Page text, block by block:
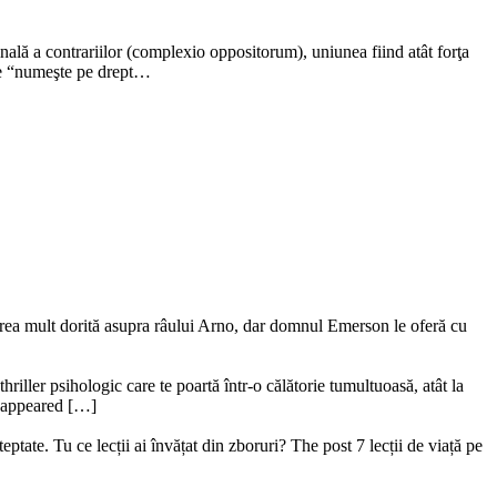
a contrariilor (complexio oppositorum), uniunea fiind atât forţa
“numeşte pe drept…
mult dorită asupra râului Arno, dar domnul Emerson le oferă cu
psihologic care te poartă într-o călătorie tumultuoasă, atât la
appeared […]
Tu ce lecții ai învățat din zboruri? The post 7 lecții de viață pe